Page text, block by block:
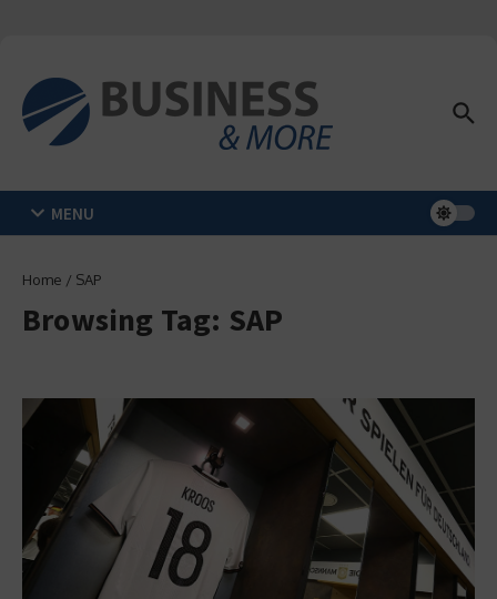
MENU
Home / SAP
Browsing Tag: SAP